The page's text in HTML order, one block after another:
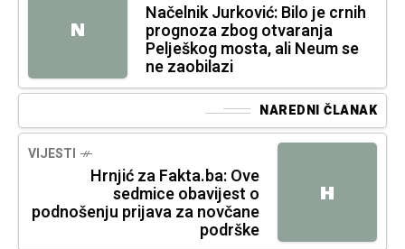
N
Načelnik Jurković: Bilo je crnih
prognoza zbog otvaranja
Pelješkog mosta, ali Neum se
ne zaobilazi
NAREDNI ČLANAK
H
VIJESTI
Hrnjić za Fakta.ba: Ove
sedmice obavijest o
podnošenju prijava za novčane
podrške